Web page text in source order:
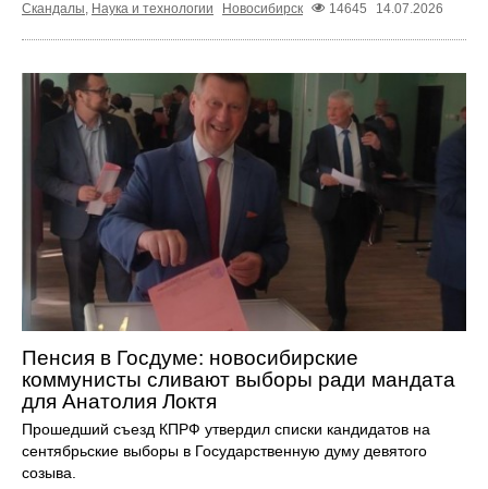
Скандалы, Наука и технологии Новосибирск 14645 14.07.2026
Пенсия в Госдуме: новосибирские
коммунисты сливают выборы ради мандата
для Анатолия Локтя
Прошедший съезд КПРФ утвердил списки кандидатов на
сентябрьские выборы в Государственную думу девятого
созыва.